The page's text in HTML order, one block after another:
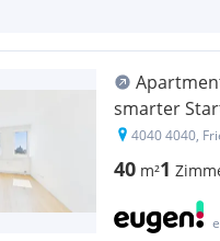
smarter
Dein erstes
4040 4040,
40 m²1